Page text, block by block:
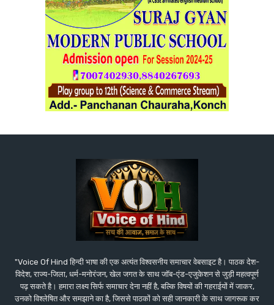
"Voice Of Hind हिन्दी भाषा की एक अत्यंत विश्वसनीय समाचार वेबसाइट है। पाठक देश-
विदेश, राज्य-जिला, धर्म-मनोरंजन, खेल जगत के साथ जॉब-एंड-एजुकेशन से जुड़ी महत्वपूर्ण
पढ़ सकते है। हमारा लक्ष्य सिर्फ समाचार देना नहीं है, बल्कि विषयों की गहराईयों में जाकर,
उनको विश्लेषित और समझाने का है, जिससे पाठकों को सही जानकारी के साथ जागरूक कर